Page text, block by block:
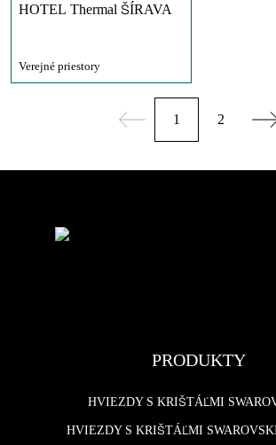
HOTEL Thermal ŠÍRAVA
Verejné priestory
1 2
PRODUKTY
HVIEZDY S KRIŠTÁĽMI
HVIEZDY S KRIŠTÁĽMI